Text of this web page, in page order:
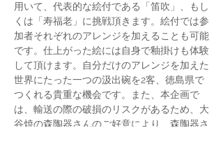
用いて、代表的な絵付である「笛吹」、もし
くは「寿福老」に挑戦頂きます。絵付では参
加者それぞれのアレンジを加えることも可能
です。仕上がった絵には自身で釉掛けも体験
して頂けます。自分だけのアレンジを加えた
世界にたった一つの汲出碗を2客、徳島県で
つくれる貴重な機会です。また、本企画で
は、輸送の際の破損のリスクがあるため、大
谷焼の森陶器さんのご好意により、森陶器さ